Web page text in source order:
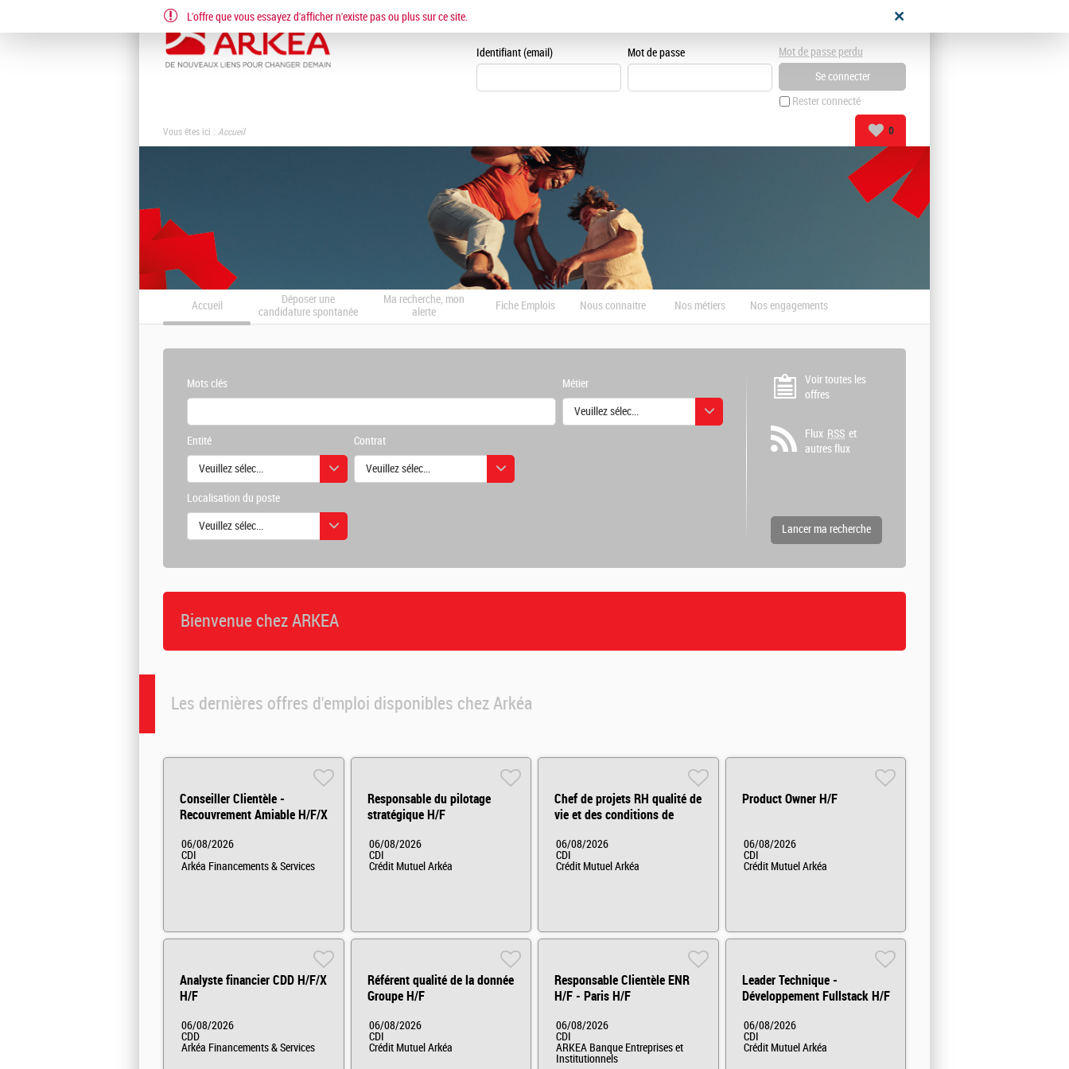
Identifiant (email) Mot de passe
Rester connecté
Mot de passe perdu
Vous êtes ici : Accueil 0
Accueil
Déposer une
candidature spontanée
Ma recherche, mon
alerte
Fiche Emplois Nous connaitre Nos métiers Nos engagements
Mots clés Métier
Veuillez sélectionner une ou des valeurs
Entité
Veuillez sélectionner une ou des valeurs
Contrat
Veuillez sélectionner une ou des valeurs
Localisation du poste
Veuillez sélectionner une ou des valeurs
Voir toutes les
offres
Flux RSS et
autres flux
L'offre que vous essayez d'afficher n'existe pas ou plus sur ce site.
Bienvenue chez ARKEA
Les dernières offres d'emploi disponibles chez Arkéa
Conseiller Clientèle -
Recouvrement Amiable H/F/X
06/08/2026
CDI
Arkéa Financements & Services
Responsable du pilotage
stratégique H/F
06/08/2026
CDI
Crédit Mutuel Arkéa
Chef de projets RH qualité de
vie et des conditions de
06/08/2026
CDI
Crédit Mutuel Arkéa
Product Owner H/F
06/08/2026
CDI
Crédit Mutuel Arkéa
Analyste financier CDD H/F/X
H/F
06/08/2026
CDD
Arkéa Financements & Services
Référent qualité de la donnée
Groupe H/F
06/08/2026
CDI
Crédit Mutuel Arkéa
Responsable Clientèle ENR
H/F - Paris H/F
06/08/2026
CDI
ARKEA Banque Entreprises et
Institutionnels
Leader Technique -
Développement Fullstack H/F
06/08/2026
CDI
Crédit Mutuel Arkéa